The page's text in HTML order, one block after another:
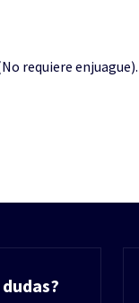
requiere